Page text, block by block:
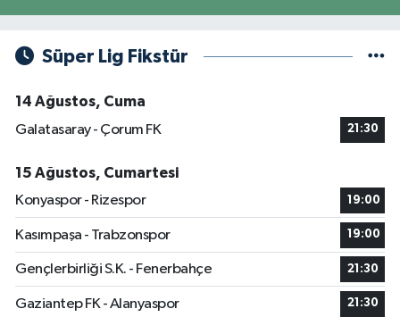
Süper Lig Fikstür
14 Ağustos, Cuma
Galatasaray - Çorum FK
21:30
15 Ağustos, Cumartesi
Konyaspor - Rizespor
19:00
Kasımpaşa - Trabzonspor 19:00
Gençlerbirliği S.K. - Fenerbahçe 21:30
Gaziantep FK - Alanyaspor 21:30